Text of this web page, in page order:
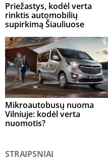
Priežastys, kodėl verta
rinktis automobilių
supirkimą Šiauliuose
Mikroautobusų nuoma
Vilniuje: kodėl verta
nuomotis?
STRAIPSNIAI